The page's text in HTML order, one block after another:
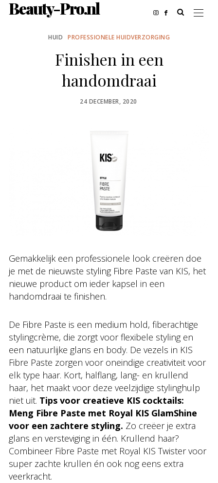
Beauty-Pro.nl
HUID PROFESSIONELE HUIDVERZORGING
Finishen in een
handomdraai
POSTED
24 DECEMBER, 2020
Gemakkelijk een professionele look creëren doe
je met de nieuwste styling Fibre Paste van KIS, het
nieuwe product om ieder kapsel in een
handomdraai te finishen.
De Fibre Paste is een medium hold, fiberachtige
stylingcrème, die zorgt voor flexibele styling en
een natuurlijke glans en body. De vezels in KIS
Fibre Paste zorgen voor oneindige creativiteit voor
elk type haar. Kort, halflang, lang- en krullend
haar, het maakt voor deze veelzijdige stylinghulp
niet uit. Tips voor creatieve KIS cocktails:
Meng Fibre Paste met Royal KIS GlamShine
voor een zachtere styling. Zo creëer je extra
glans en versteviging in één. Krullend haar?
Combineer Fibre Paste met Royal KIS Twister voor
super zachte krullen én ook nog eens extra
veerkracht.